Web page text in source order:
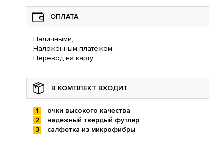
ОПЛАТА
Наличными,
Наложенным платежом,
Перевод на карту
В КОМПЛЕКТ ВХОДИТ
очки высокого качества
надежный твердый футляр
салфетка из микрофибры